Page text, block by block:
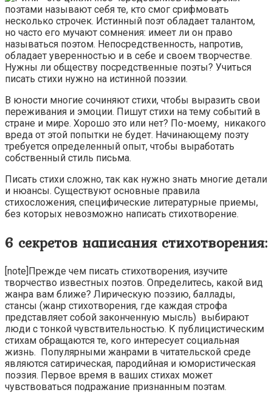
поэтами называют себя те, кто смог срифмовать
несколько строчек. Истинный поэт обладает талантом,
но часто его мучают сомнения: имеет ли он право
называться поэтом. Непосредственность, напротив,
обладает уверенностью и в себе и своем творчестве.
Нужны ли обществу посредственные поэты? Учиться
писать стихи нужно на истинной поэзии.
В юности многие сочиняют стихи, чтобы выразить свои
переживания и эмоции. Пишут стихи на тему событий в
стране и мире. Хорошо это или нет? По-моему, никакого
вреда от этой попытки не будет. Начинающему поэту
требуется определенный опыт, чтобы выработать
собственный стиль письма.
Писать стихи сложно, так как нужно знать многие детали
и нюансы. Существуют основные правила
стихосложения, специфические литературные приемы,
без которых невозможно написать стихотворение.
6 секретов написания стихотворения:
[note]Прежде чем писать стихотворения, изучите
творчество известных поэтов. Определитесь, какой вид
жанра вам ближе? Лирическую поэзию, баллады,
стансы (жанр стихотворения, где каждая строфа
представляет собой законченную мысль) выбирают
люди с тонкой чувствительностью. К публицистическим
стихам обращаются те, кого интересует социальная
жизнь. Популярными жанрами в читательской среде
являются сатирическая, пародийная и юмористическая
поэзия. Первое время в ваших стихах может
чувствоваться подражание признанным поэтам.